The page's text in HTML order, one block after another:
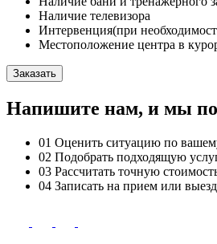
Наличие телевизора
Интервенция(при
Местоположение центра в
Заказать
Напишите нам, и мы
01 Оценить ситуацию по
02 Подобрать подходящую
03 Рассчитать точную
04 Записать на прием или выезд